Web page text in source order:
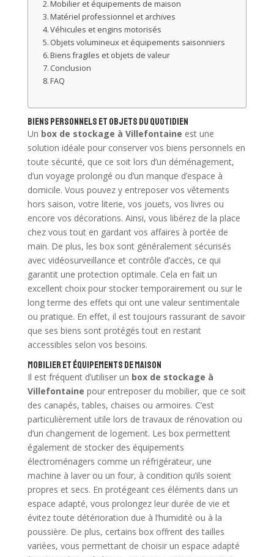
Mobilier et équipements de maison
Matériel professionnel et archives
Véhicules et engins motorisés
Objets volumineux et équipements saisonniers
Biens fragiles et objets de valeur
Conclusion
FAQ
Biens personnels et objets du quotidien
Un box de stockage à Villefontaine est une
solution idéale pour conserver vos biens personnels en
toute sécurité, que ce soit lors d’un déménagement,
d’un voyage prolongé ou d’un manque d’espace à
domicile. Vous pouvez y entreposer vos vêtements
hors saison, votre literie, vos jouets, vos livres ou
encore vos décorations. Ainsi, vous libérez de la place
chez vous tout en gardant vos affaires à portée de
main. De plus, les box sont généralement sécurisés
avec vidéosurveillance et contrôle d’accès, ce qui
garantit une protection optimale. Cela en fait un
excellent choix pour stocker temporairement ou sur le
long terme des effets qui ont une valeur sentimentale
ou pratique. En effet, il est toujours rassurant de savoir
que ses biens sont protégés tout en restant
accessibles selon vos besoins.
Mobilier et équipements de maison
Il est fréquent d’utiliser un box de stockage à
Villefontaine pour entreposer du mobilier, que ce soit
des canapés, tables, chaises ou armoires. C’est
particulièrement utile lors de travaux de rénovation ou
d’un changement de logement. Les box permettent
également de stocker des équipements
électroménagers comme un réfrigérateur, une
machine à laver ou un four, à condition qu’ils soient
propres et secs. En protégeant ces éléments dans un
espace adapté, vous prolongez leur durée de vie et
évitez toute détérioration due à l’humidité ou à la
poussière. De plus, certains box offrent des tailles
variées, vous permettant de choisir un espace adapté